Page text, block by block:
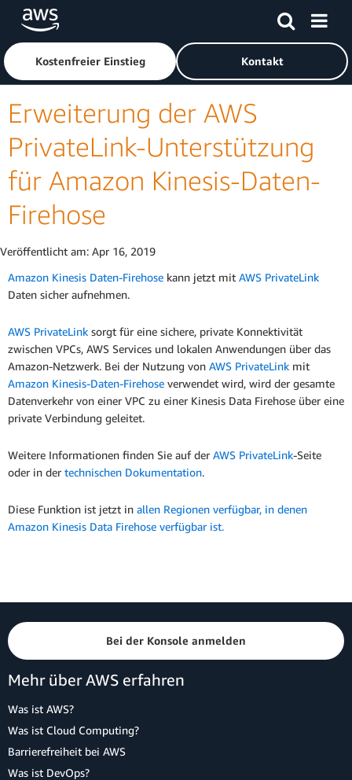
Überspringen zum Hauptinhalt
Klicken Sie hier, um zur Amazon Web Services-Startseite
Kostenfreier Einstieg Kontakt
Erweiterung der AWS
PrivateLink-Unterstützung
für Amazon Kinesis-Daten-
Firehose
Veröffentlicht am: Apr 16, 2019
Amazon Kinesis Daten-Firehose kann jetzt mit AWS PrivateLink
Daten sicher aufnehmen.
AWS PrivateLink sorgt für eine sichere, private Konnektivität
zwischen VPCs, AWS Services und lokalen Anwendungen über das
Amazon-Netzwerk. Bei der Nutzung von AWS PrivateLink mit
Amazon Kinesis-Daten-Firehose verwendet wird, wird der gesamte
Datenverkehr von einer VPC zu einer Kinesis Data Firehose über eine
private Verbindung geleitet.
Weitere Informationen finden Sie auf der AWS PrivateLink-Seite
oder in der technischen Dokumentation.
Diese Funktion ist jetzt in allen Regionen verfügbar, in denen
Amazon Kinesis Data Firehose verfügbar ist.
Bei der Konsole anmelden
Mehr über AWS erfahren
Was ist AWS?
Was ist Cloud Computing?
Barrierefreiheit bei AWS
Was ist DevOps?